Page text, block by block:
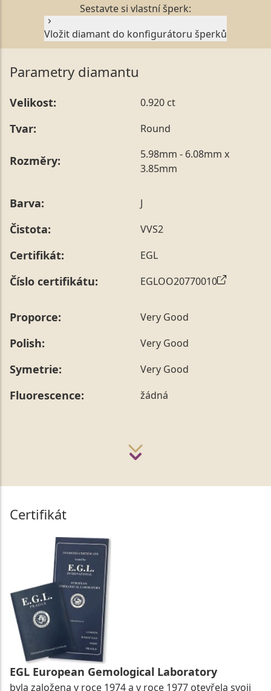
Sestavte si vlastní šperk:
Vložit diamant do konfigurátoru šperků
Parametry diamantu
Velikost: 0.920 ct
Tvar: Round
Rozměry:
5.98mm - 6.08mm x
3.85mm
Barva: J
Čistota: VVS2
Certifikát: EGL
Číslo certifikátu: EGLOO20770010
Proporce: Very Good
Polish: Very Good
Symetrie: Very Good
Fluorescence: žádná
Certifikát
EGL European Gemological Laboratory
byla založena v roce 1974 a v roce 1977 otevřela svoji